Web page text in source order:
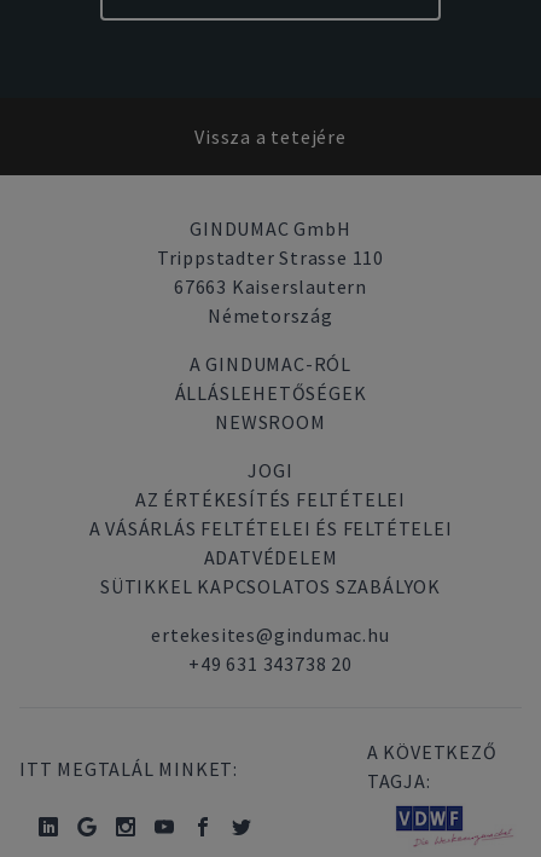
Vissza a tetejére
GINDUMAC GmbH
Trippstadter Strasse 110
67663 Kaiserslautern
Németország
A GINDUMAC-RÓL
ÁLLÁSLEHETŐSÉGEK
NEWSROOM
JOGI
AZ ÉRTÉKESÍTÉS FELTÉTELEI
A VÁSÁRLÁS FELTÉTELEI ÉS FELTÉTELEI
ADATVÉDELEM
SÜTIKKEL KAPCSOLATOS SZABÁLYOK
ertekesites@gindumac.hu
+49 631 343738 20
ITT MEGTALÁL MINKET:
A KÖVETKEZŐ
TAGJA: